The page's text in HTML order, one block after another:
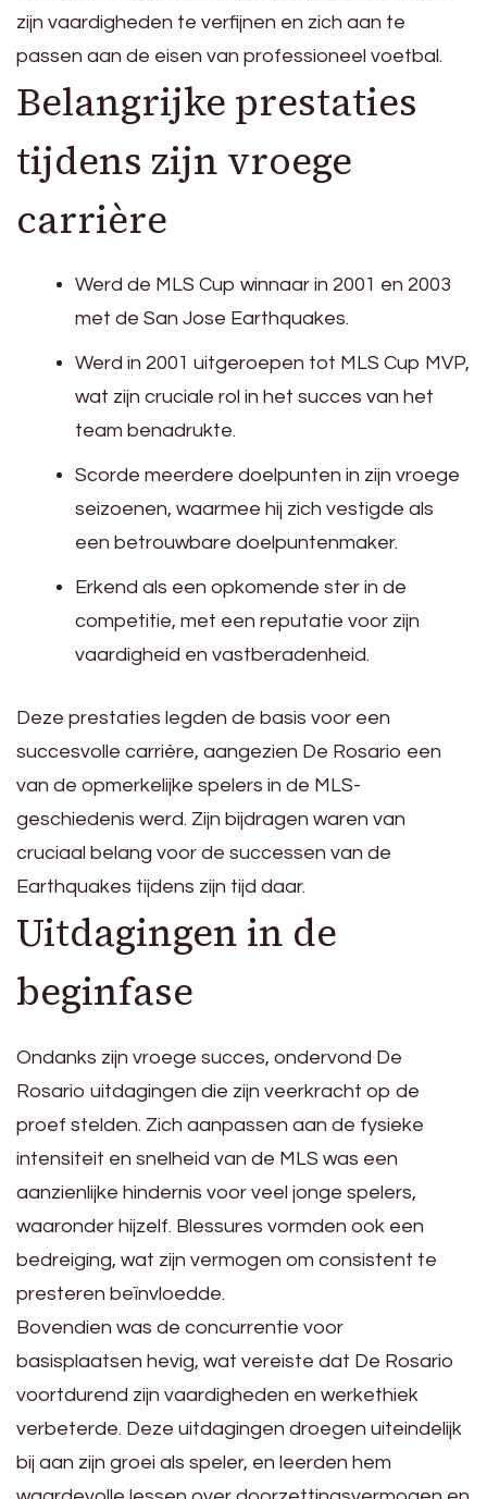
zijn vaardigheden te verfijnen en zich aan te
passen aan de eisen van professioneel voetbal.
Belangrijke prestaties
tijdens zijn vroege
carrière
Werd de MLS Cup winnaar in 2001 en 2003
met de San Jose Earthquakes.
Werd in 2001 uitgeroepen tot MLS Cup MVP,
wat zijn cruciale rol in het succes van het
team benadrukte.
Scorde meerdere doelpunten in zijn vroege
seizoenen, waarmee hij zich vestigde als
een betrouwbare doelpuntenmaker.
Erkend als een opkomende ster in de
competitie, met een reputatie voor zijn
vaardigheid en vastberadenheid.
Deze prestaties legden de basis voor een
succesvolle carrière, aangezien De Rosario een
van de opmerkelijke spelers in de MLS-
geschiedenis werd. Zijn bijdragen waren van
cruciaal belang voor de successen van de
Earthquakes tijdens zijn tijd daar.
Uitdagingen in de
beginfase
Ondanks zijn vroege succes, ondervond De
Rosario uitdagingen die zijn veerkracht op de
proef stelden. Zich aanpassen aan de fysieke
intensiteit en snelheid van de MLS was een
aanzienlijke hindernis voor veel jonge spelers,
waaronder hijzelf. Blessures vormden ook een
bedreiging, wat zijn vermogen om consistent te
presteren beïnvloedde.
Bovendien was de concurrentie voor
basisplaatsen hevig, wat vereiste dat De Rosario
voortdurend zijn vaardigheden en werkethiek
verbeterde. Deze uitdagingen droegen uiteindelijk
bij aan zijn groei als speler, en leerden hem